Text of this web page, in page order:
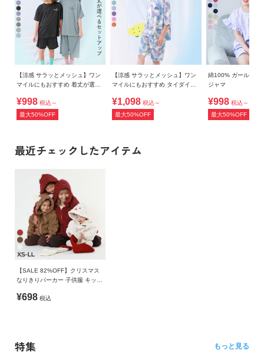
【涼感 サラッとメッシュ】ワン
マイルにもおすすめ 着丈が選べ
¥998 税込～
最大50%OFF
【涼感 サラッとメッシュ】ワン
マイルにもおすすめ タイダイパ
¥1,098 税込～
最大50%OFF
綿100% ガールズ
ジャマ
¥998 税込～
最大50%OFF
最近チェックしたアイテム
【SALE 82%OFF】クリスマス
なりきりパーカー 子供服 キッズ
ェア 羽織り パジャマ
¥698 税込
特集 もっと見る